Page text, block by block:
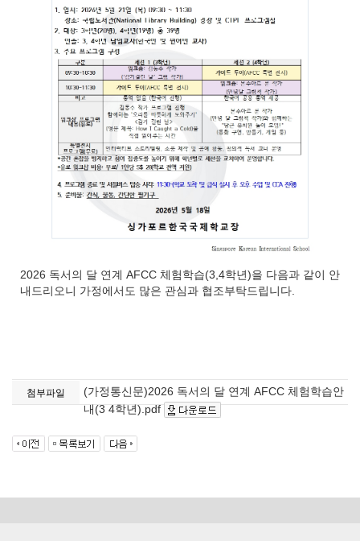
2026 독서의 달 연계 AFCC 체험학습(3,4학년)을 다음과 같이 안
내드리오니 가정에서도 많은 관심과 협조부탁드립니다.
첨부파일
(가정통신문)2026 독서의 달 연계 AFCC 체험학습안
내(3 4학년).pdf